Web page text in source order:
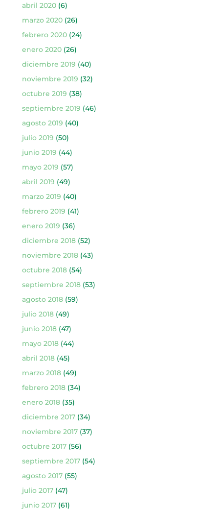
abril 2020(6)
marzo 2020(26)
febrero 2020(24)
enero 2020(26)
diciembre 2019 (40)
noviembre 2019 (32)
octubre 2019 (38)
septiembre 2019 (46)
agosto 2019 (40)
julio 2019 (50)
junio 2019 (44)
mayo 2019 (57)
abril 2019 (49)
marzo 2019 (40)
febrero 2019 (41)
enero 2019 (36)
diciembre 2018(52)
noviembre 2018(43)
octubre 2018(54)
septiembre 2018(53)
agosto 2018(59)
julio 2018(49)
junio 2018(47)
mayo 2018(44)
abril 2018(45)
marzo 2018(49)
febrero 2018(34)
enero 2018(35)
diciembre 2017(34)
noviembre 2017(37)
octubre 2017(56)
septiembre 2017(54)
agosto 2017(55)
julio 2017(47)
junio 2017(61)